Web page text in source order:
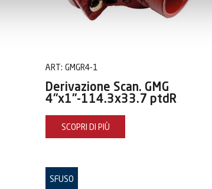
ART: GMGR4-1
Derivazione Scan. GMG
4"x1"-114.3x33.7 ptdR
SCOPRI DI PIÙ
SFUSO